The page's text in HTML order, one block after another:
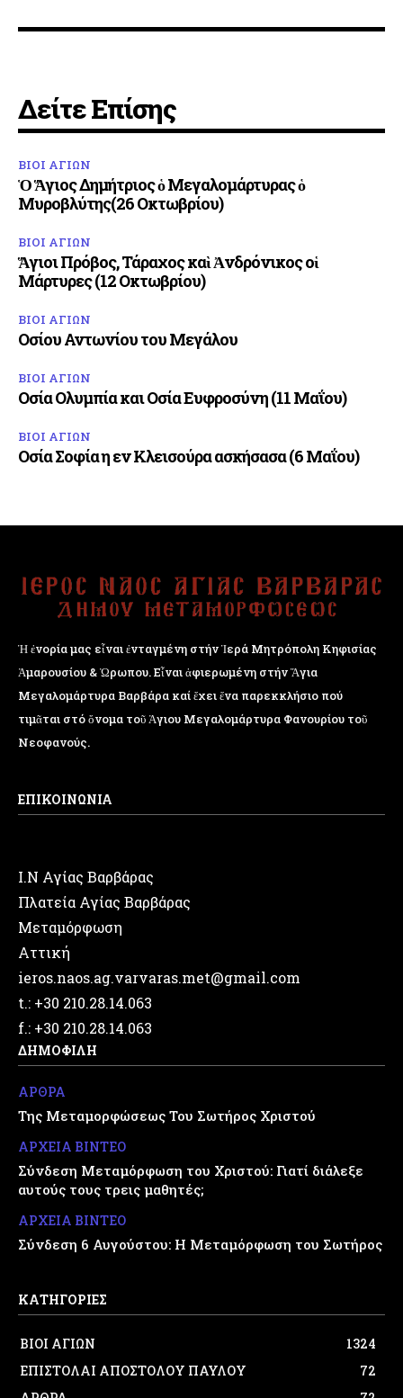
Δείτε Επίσης
ΒΙΟΙ ΑΓΙΩΝ
Ὁ Ἅγιος Δημήτριος ὁ Μεγαλομάρτυρας ὁ
Μυροβλύτης(26 Οκτωβρίου)
ΒΙΟΙ ΑΓΙΩΝ
Ἅγιοι Πρόβος, Τάραχος καὶ Ἀνδρόνικος οἱ
Μάρτυρες (12 Οκτωβρίου)
ΒΙΟΙ ΑΓΙΩΝ
Οσίου Αντωνίου του Μεγάλου
ΒΙΟΙ ΑΓΙΩΝ
Οσία Ολυμπία και Οσία Ευφροσύνη (11 Μαΐου)
ΒΙΟΙ ΑΓΙΩΝ
Οσία Σοφία η εν Κλεισούρα ασκήσασα (6 Μαΐου)
Ἡ ἐνορία μας εἶναι ἐνταγμένη στήν Ἱερά Μητρόπολη Κηφισίας
Ἁμαρουσίου & Ὠρωπου. Εἶναι ἀφιερωμένη στήν Ἅγια
Μεγαλομάρτυρα Βαρβάρα καί ἔχει ἕνα παρεκκλήσιο πού
τιμᾶται στό ὄνομα τοῦ Ἁγιου Μεγαλομάρτυρα Φανουρίου τοῦ
Νεοφανούς.
ΕΠΙΚΟΙΝΩΝΙΑ
Ι.Ν Αγίας Βαρβάρας
Πλατεία Αγίας Βαρβάρας
Μεταμόρφωση
Αττική
ieros.naos.ag.varvaras.met@gmail.com
t.: +30 210.28.14.063
f.: +30 210.28.14.063
ΔΗΜΟΦΙΛΗ
ΑΡΘΡΑ
Της Μεταμορφώσεως Του Σωτήρος Χριστού
ΑΡΧΕΙΑ ΒΙΝΤΕΟ
Σύνδεση Μεταμόρφωση του Χριστού: Γιατί διάλεξε
αυτούς τους τρεις μαθητές;
ΑΡΧΕΙΑ ΒΙΝΤΕΟ
Σύνδεση 6 Αυγούστου: Η Μεταμόρφωση του Σωτήρος
ΚΑΤΗΓΟΡΙΕΣ
ΒΙΟΙ ΑΓΙΩΝ
1324
ΕΠΙΣΤΟΛΑΙ ΑΠΟΣΤΟΛΟΥ ΠΑΥΛΟΥ
72